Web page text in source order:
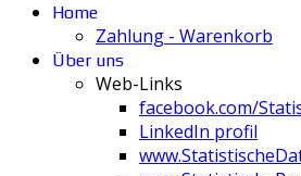
Home
Zahlung - Warenkorb
Über uns
Web-Links
facebook.com/
LinkedIn profil